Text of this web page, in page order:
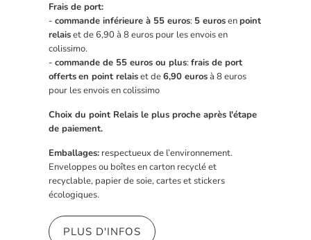
Frais de port:
-commande inférieure à 55 euros: 5 eurosenpoint
relaiset de 6,90 à 8 euros pour les envois en
colissimo.
-commande de 55 euros ou plus:frais de port
offertsen point relaiset de6,90 eurosà 8 euros
pour les envois en colissimo
Choix du point Relais le plus proche après l'étape
de paiement.
Emballages: respectueux de l’environnement.
Enveloppes ou boîtes en carton recyclé et
recyclable, papier de soie, cartes et stickers
écologiques.
PLUS D'INFOS